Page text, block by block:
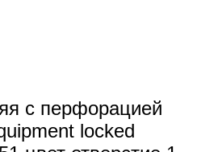
с перфорацией
locked